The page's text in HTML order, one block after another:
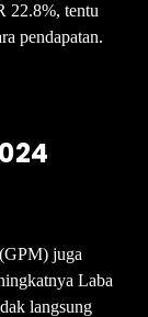
22.8%, tentu
pendapatan.
juga
Laba
langsung